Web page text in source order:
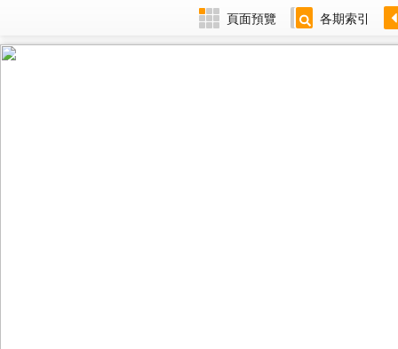
頁面預覽 各期索引